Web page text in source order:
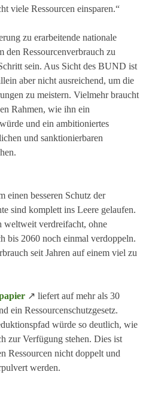
viele Ressourcen einsparen.“
zu erarbeitende nationale
den Ressourcenverbrauch zu
sein. Aus Sicht des BUND ist
aber nicht ausreichend, um die
zu meistern. Vielmehr braucht
Rahmen, wie ihn ein
und ein ambitioniertes
und sanktionierbaren
einen besseren Schutz der
sind komplett ins Leere gelaufen.
weltweit verdreifacht, ohne
bis 2060 noch einmal verdoppeln.
seit Jahren auf einem viel zu
↗ liefert auf mehr als 30
ein Ressourcenschutzgesetz.
würde so deutlich, wie
zur Verfügung stehen. Dies ist
Ressourcen nicht doppelt und
werden.